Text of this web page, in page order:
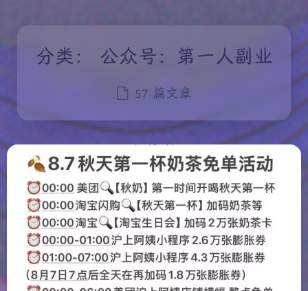
分类： 公众号：第一人副业
57 篇文章